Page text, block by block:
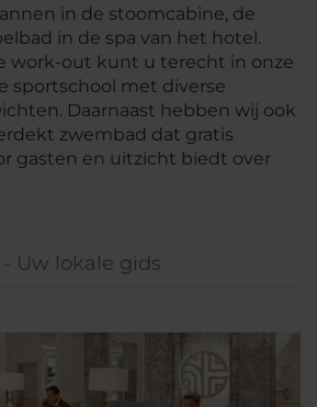
in de stoomcabine, de
in de spa van het hotel.
work-out kunt u terecht in onze
sportschool met diverse
Daarnaast hebben wij ook
zwembad dat gratis
gasten en uitzicht biedt over
Uw lokale gids